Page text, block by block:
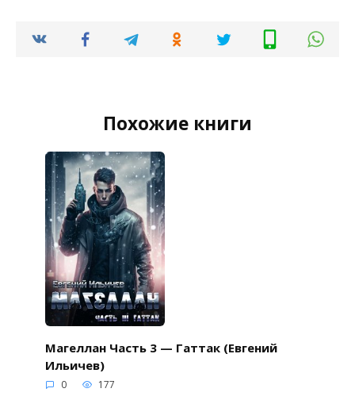
Похожие книги
Магеллан Часть 3 — Гаттак (Евгений
Ильичев)
0 177